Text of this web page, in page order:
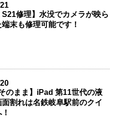
S21修理】水没でカメラが映ら
末も修理可能です！
のまま】iPad 第11世代の液
割れは名鉄岐阜駅前のクイ